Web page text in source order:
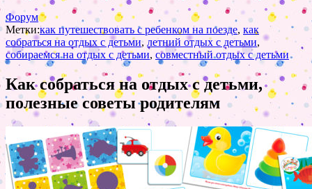
Форум
Метки:как путешествовать с ребенком на поезде, как
собраться на отдых с детьми, летний отдых с детьми,
собираемся на отдых с детьми, совместный отдых с детьми
Как собраться на отдых с детьми,
полезные советы родителям